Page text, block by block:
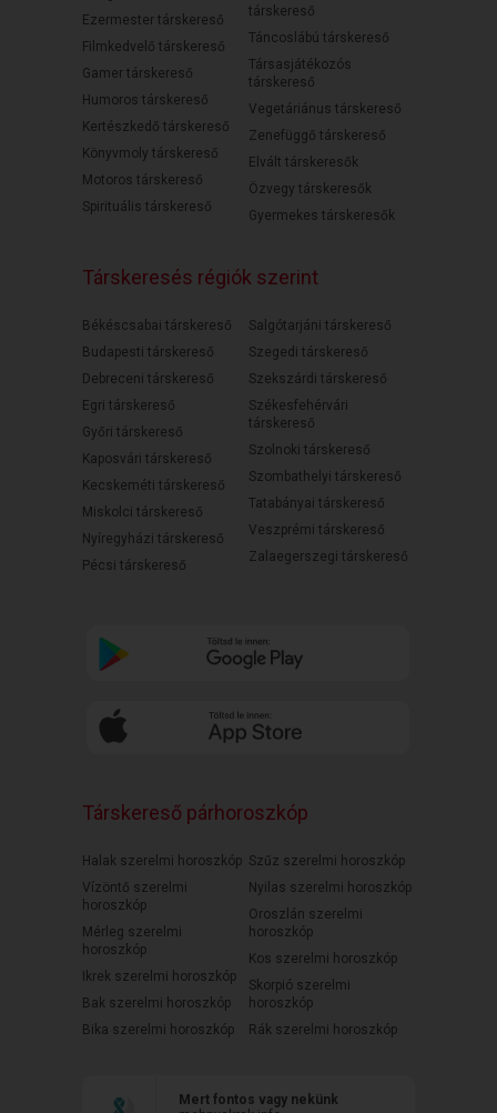
Ezermester társkereső
Filmkedvelő társkereső
Gamer társkereső
Humoros társkereső
Kertészkedő társkereső
Könyvmoly társkereső
Motoros társkereső
Spirituális társkereső
társkereső
Táncoslábú társkereső
Társasjátékozós
társkereső
Vegetáriánus társkereső
Zenefüggő társkereső
Elvált társkeresők
Özvegy társkeresők
Gyermekes társkeresők
Társkeresés régiók szerint
Békéscsabai társkereső
Budapesti társkereső
Debreceni társkereső
Egri társkereső
Győri társkereső
Kaposvári társkereső
Kecskeméti társkereső
Miskolci társkereső
Nyíregyházi társkereső
Pécsi társkereső
Salgótarjáni társkereső
Szegedi társkereső
Szekszárdi társkereső
Székesfehérvári
társkereső
Szolnoki társkereső
Szombathelyi társkereső
Tatabányai társkereső
Veszprémi társkereső
Zalaegerszegi társkereső
Társkereső párhoroszkóp
Halak szerelmi horoszkóp
Vízöntő szerelmi
horoszkóp
Mérleg szerelmi
horoszkóp
Ikrek szerelmi horoszkóp
Bak szerelmi horoszkóp
Bika szerelmi horoszkóp
Szűz szerelmi horoszkóp
Nyilas szerelmi horoszkóp
Oroszlán szerelmi
horoszkóp
Kos szerelmi horoszkóp
Skorpió szerelmi
horoszkóp
Rák szerelmi horoszkóp
Mert fontos vagy nekünk